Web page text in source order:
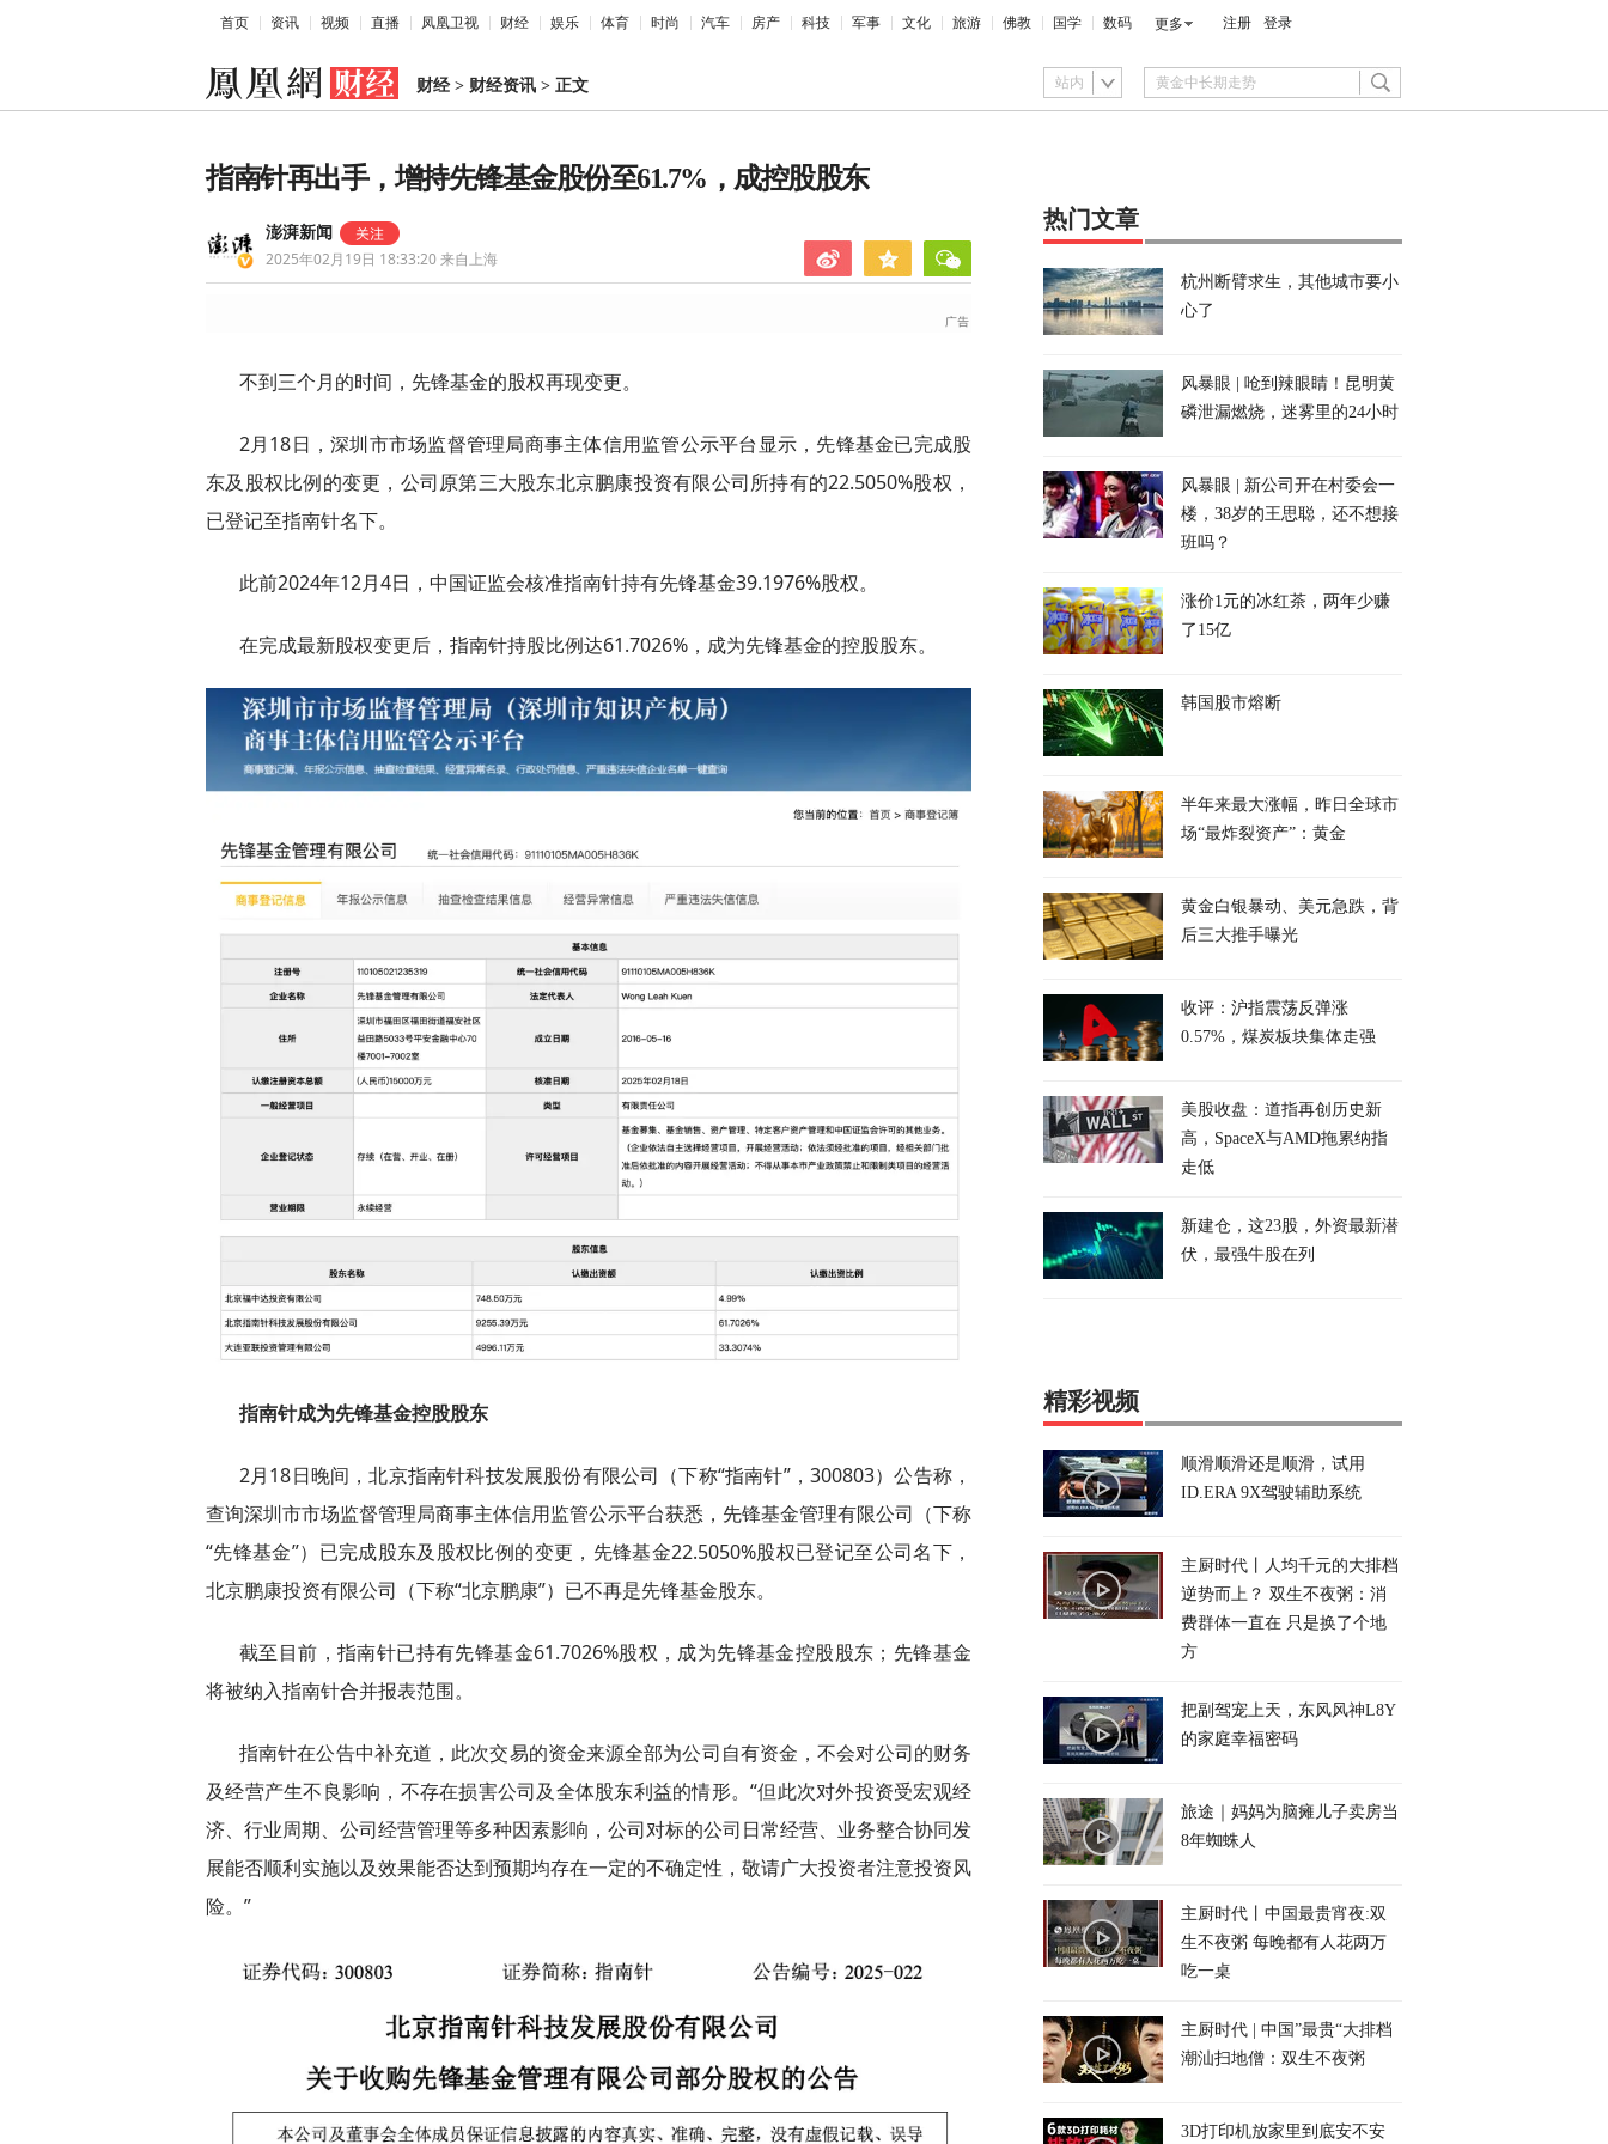
首页 资讯 视频 直播 凤凰卫视 财经 娱乐 体育 时尚 汽车 房产 科技 军事 文化 旅游 佛教 国学 数码 更多 注册 登录
财经> 财经资讯 > 正文 站内
指南针再出手，增持先锋基金股份至61.7%，成控股股东
澎湃新闻
2025年02月19日 18:33:20来自上海
不到三个月的时间，先锋基金的股权再现变更。
2月18日，深圳市市场监督管理局商事主体信用监管公示平台显示，先锋基金已完成股
东及股权比例的变更，公司原第三大股东北京鹏康投资有限公司所持有的22.5050%股权，
已登记至指南针名下。
此前2024年12月4日，中国证监会核准指南针持有先锋基金39.1976%股权。
在完成最新股权变更后，指南针持股比例达61.7026%，成为先锋基金的控股股东。
指南针成为先锋基金控股股东
2月18日晚间，北京指南针科技发展股份有限公司（下称“指南针”，300803）公告称，
查询深圳市市场监督管理局商事主体信用监管公示平台获悉，先锋基金管理有限公司（下称
“先锋基金”）已完成股东及股权比例的变更，先锋基金22.5050%股权已登记至公司名下，
北京鹏康投资有限公司（下称“北京鹏康”）已不再是先锋基金股东。
截至目前，指南针已持有先锋基金61.7026%股权，成为先锋基金控股股东；先锋基金
将被纳入指南针合并报表范围。
指南针在公告中补充道，此次交易的资金来源全部为公司自有资金，不会对公司的财务
及经营产生不良影响，不存在损害公司及全体股东利益的情形。“但此次对外投资受宏观经
济、行业周期、公司经营管理等多种因素影响，公司对标的公司日常经营、业务整合协同发
展能否顺利实施以及效果能否达到预期均存在一定的不确定性，敬请广大投资者注意投资风
险。”
热门文章
杭州断臂求生，其他城市要小
心了
风暴眼 | 呛到辣眼睛！昆明黄
磷泄漏燃烧，迷雾里的24小时
风暴眼 | 新公司开在村委会一
楼，38岁的王思聪，还不想接
班吗？
涨价1元的冰红茶，两年少赚
了15亿
韩国股市熔断
半年来最大涨幅，昨日全球市
场“最炸裂资产”：黄金
黄金白银暴动、美元急跌，背
后三大推手曝光
收评：沪指震荡反弹涨
0.57%，煤炭板块集体走强
美股收盘：道指再创历史新
高，SpaceX与AMD拖累纳指
走低
新建仓，这23股，外资最新潜
伏，最强牛股在列
精彩视频
顺滑顺滑还是顺滑，试用
ID.ERA 9X驾驶辅助系统
主厨时代丨人均千元的大排档
逆势而上？ 双生不夜粥：消
费群体一直在 只是换了个地
方
把副驾宠上天，东风风神L8Y
的家庭幸福密码
旅途｜妈妈为脑瘫儿子卖房当
8年蜘蛛人
主厨时代丨中国最贵宵夜:双
生不夜粥 每晚都有人花两万
吃一桌
主厨时代 | 中国”最贵“大排档
潮汕扫地僧：双生不夜粥
3D打印机放家里到底安不安